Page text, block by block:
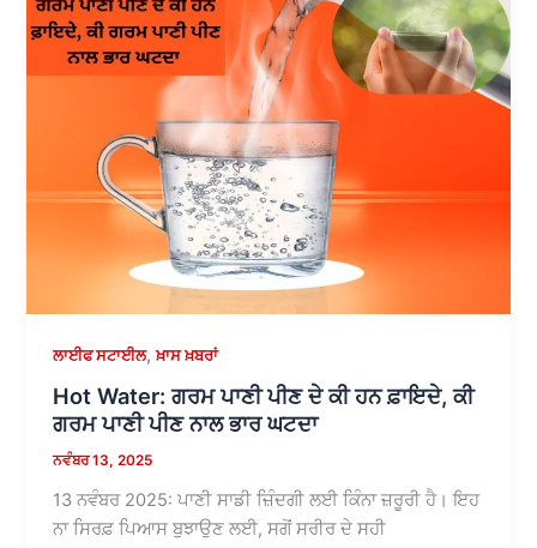
ਲਾਈਫ ਸਟਾਈਲ,ਖ਼ਾਸ ਖ਼ਬਰਾਂ
Hot Water: ਗਰਮ ਪਾਣੀ ਪੀਣ ਦੇ ਕੀ ਹਨ ਫ਼ਾਇਦੇ, ਕੀ
ਗਰਮ ਪਾਣੀ ਪੀਣ ਨਾਲ ਭਾਰ ਘਟਦਾ
ਨਵੰਬਰ 13, 2025
13 ਨਵੰਬਰ 2025: ਪਾਣੀ ਸਾਡੀ ਜ਼ਿੰਦਗੀ ਲਈ ਕਿੰਨਾ ਜ਼ਰੂਰੀ ਹੈ। ਇਹ
ਨਾ ਸਿਰਫ਼ ਪਿਆਸ ਬੁਝਾਉਣ ਲਈ, ਸਗੋਂ ਸਰੀਰ ਦੇ ਸਹੀ